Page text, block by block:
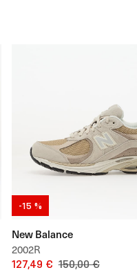
-15 %
New Balance
2002R
127,49 € 150,00 €